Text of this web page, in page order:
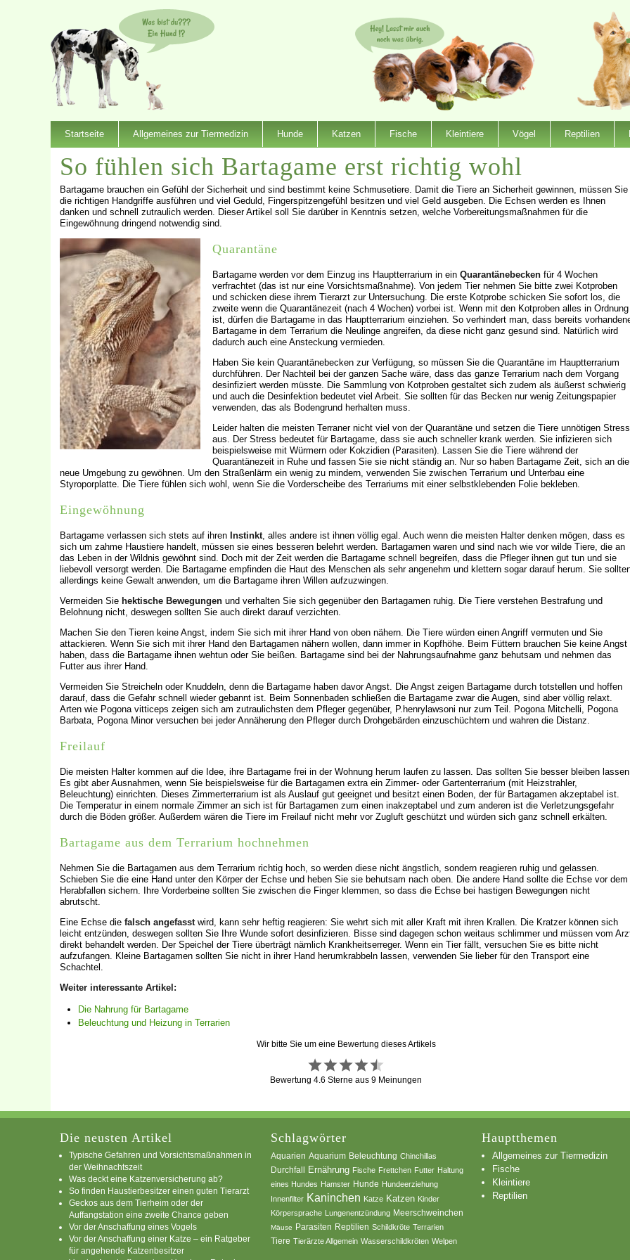
Startseite Allgemeines zur Tiermedizin Hunde Katzen Fische Kleintiere Vögel Reptilien
So fühlen sich Bartagame erst richtig wohl
Bartagame brauchen ein Gefühl der Sicherheit und sind bestimmt keine Schmusetiere. Damit die Tiere an Sicherheit gewinnen, müssen Sie
die richtigen Handgriffe ausführen und viel Geduld, Fingerspitzengefühl besitzen und viel Geld ausgeben. Die Echsen werden es Ihnen
danken und schnell zutraulich werden. Dieser Artikel soll Sie darüber in Kenntnis setzen, welche Vorbereitungsmaßnahmen für die
Eingewöhnung dringend notwendig sind.
Quarantäne
Bartagame werden vor dem Einzug ins Hauptterrarium in ein Quarantänebecken für 4 Wochen
verfrachtet (das ist nur eine Vorsichtsmaßnahme). Von jedem Tier nehmen Sie bitte zwei Kotproben
und schicken diese ihrem Tierarzt zur Untersuchung. Die erste Kotprobe schicken Sie sofort los, die
zweite wenn die Quarantänezeit (nach 4 Wochen) vorbei ist. Wenn mit den Kotproben alles in Ordnung
ist, dürfen die Bartagame in das Hauptterrarium einziehen. So verhindert man, dass bereits
Bartagame in dem Terrarium die Neulinge angreifen, da diese nicht ganz gesund sind. Natürlich wird
dadurch auch eine Ansteckung vermieden.
Haben Sie kein Quarantänebecken zur Verfügung, so müssen Sie die Quarantäne im Hauptterrarium
durchführen. Der Nachteil bei der ganzen Sache wäre, dass das ganze Terrarium nach dem Vorgang
desinfiziert werden müsste. Die Sammlung von Kotproben gestaltet sich zudem als äußerst schwierig
und auch die Desinfektion bedeutet viel Arbeit. Sie sollten für das Becken nur wenig Zeitungspapier
verwenden, das als Bodengrund herhalten muss.
Leider halten die meisten Terraner nicht viel von der Quarantäne und setzen die Tiere unnötigen Stress
aus. Der Stress bedeutet für Bartagame, dass sie auch schneller krank werden. Sie infizieren sich
beispielsweise mit Würmern oder Kokzidien (Parasiten). Lassen Sie die Tiere während der
Quarantänezeit in Ruhe und fassen Sie sie nicht ständig an. Nur so haben Bartagame Zeit, sich an die
neue Umgebung zu gewöhnen. Um den Straßenlärm ein wenig zu mindern, verwenden Sie zwischen Terrarium und Unterbau eine
Styroporplatte. Die Tiere fühlen sich wohl, wenn Sie die Vorderscheibe des Terrariums mit einer selbstklebenden Folie bekleben.
Eingewöhnung
Bartagame verlassen sich stets auf ihren Instinkt , alles andere ist ihnen völlig egal. Auch wenn die meisten Halter denken mögen, dass es
sich um zahme Haustiere handelt, müssen sie eines besseren belehrt werden. Bartagamen waren und sind nach wie vor wilde Tiere, die an
das Leben in der Wildnis gewöhnt sind. Doch mit der Zeit werden die Bartagame schnell begreifen, dass die Pfleger ihnen gut tun und sie
liebevoll versorgt werden. Die Bartagame empfinden die Haut des Menschen als sehr angenehm und klettern sogar darauf herum. Sie
allerdings keine Gewalt anwenden, um die Bartagame ihren Willen aufzuzwingen.
Vermeiden Sie hektische Bewegungen und verhalten Sie sich gegenüber den Bartagamen ruhig. Die Tiere verstehen Bestrafung und
Belohnung nicht, deswegen sollten Sie auch direkt darauf verzichten.
Machen Sie den Tieren keine Angst, indem Sie sich mit ihrer Hand von oben nähern. Die Tiere würden einen Angriff vermuten und Sie
attackieren. Wenn Sie sich mit ihrer Hand den Bartagamen nähern wollen, dann immer in Kopfhöhe. Beim Füttern brauchen Sie keine Angst
haben, dass die Bartagame ihnen wehtun oder Sie beißen. Bartagame sind bei der Nahrungsaufnahme ganz behutsam und nehmen das
Futter aus ihrer Hand.
Vermeiden Sie Streicheln oder Knuddeln, denn die Bartagame haben davor Angst. Die Angst zeigen Bartagame durch totstellen und hoffen
darauf, dass die Gefahr schnell wieder gebannt ist. Beim Sonnenbaden schließen die Bartagame zwar die Augen, sind aber völlig relaxt.
Arten wie Pogona vitticeps zeigen sich am zutraulichsten dem Pfleger gegenüber, P.henrylawsoni nur zum Teil. Pogona Mitchelli, Pogona
Barbata, Pogona Minor versuchen bei jeder Annäherung den Pfleger durch Drohgebärden einzuschüchtern und wahren die Distanz.
Freilauf
Die meisten Halter kommen auf die Idee, ihre Bartagame frei in der Wohnung herum laufen zu lassen. Das sollten Sie besser bleiben
Es gibt aber Ausnahmen, wenn Sie beispielsweise für die Bartagamen extra ein Zimmer- oder Gartenterrarium (mit Heizstrahler,
Beleuchtung) einrichten. Dieses Zimmerterrarium ist als Auslauf gut geeignet und besitzt einen Boden, der für Bartagamen akzeptabel ist.
Die Temperatur in einem normale Zimmer an sich ist für Bartagamen zum einen inakzeptabel und zum anderen ist die Verletzungsgefahr
durch die Böden größer. Außerdem wären die Tiere im Freilauf nicht mehr vor Zugluft geschützt und würden sich ganz schnell erkälten.
Bartagame aus dem Terrarium hochnehmen
Nehmen Sie die Bartagamen aus dem Terrarium richtig hoch, so werden diese nicht ängstlich, sondern reagieren ruhig und gelassen.
Schieben Sie die eine Hand unter den Körper der Echse und heben Sie sie behutsam nach oben. Die andere Hand sollte die Echse vor dem
Herabfallen sichern. Ihre Vorderbeine sollten Sie zwischen die Finger klemmen, so dass die Echse bei hastigen Bewegungen nicht
abrutscht.
Eine Echse die falsch angefasst wird, kann sehr heftig reagieren: Sie wehrt sich mit aller Kraft mit ihren Krallen. Die Kratzer können sich
leicht entzünden, deswegen sollten Sie Ihre Wunde sofort desinfizieren. Bisse sind dagegen schon weitaus schlimmer und müssen vom
direkt behandelt werden. Der Speichel der Tiere überträgt nämlich Krankheitserreger. Wenn ein Tier fällt, versuchen Sie es bitte nicht
aufzufangen. Kleine Bartagamen sollten Sie nicht in ihrer Hand herumkrabbeln lassen, verwenden Sie lieber für den Transport eine
Schachtel.
Weiter interessante Artikel:
Die Nahrung für Bartagame
Beleuchtung und Heizung in Terrarien
Wir bitte Sie um eine Bewertung dieses Artikels
Bewertung 4.6 Sterne aus 9 Meinungen
Die neusten Artikel
Typische Gefahren und Vorsichtsmaßnahmen in
der Weihnachtszeit
Was deckt eine Katzenversicherung ab?
So finden Haustierbesitzer einen guten Tierarzt
Geckos aus dem Tierheim oder der
Auffangstation eine zweite Chance geben
Vor der Anschaffung eines Vogels
Vor der Anschaffung einer Katze – ein Ratgeber
für angehende Katzenbesitzer
Schlagwörter
Aquarien Aquarium Beleuchtung Chinchillas
Durchfall Ernährung Fische Frettchen Futter Haltung
eines Hundes Hamster Hunde Hundeerziehung
Innenfilter Kaninchen Katze Katzen Kinder
Körpersprache Lungenentzündung Meerschweinchen
Mäuse Parasiten Reptilien Schildkröte Terrarien
Tiere Tierärzte Allgemein Wasserschildkröten Welpen
Hauptthemen
Allgemeines zur Tiermedizin
Fische
Kleintiere
Reptilien